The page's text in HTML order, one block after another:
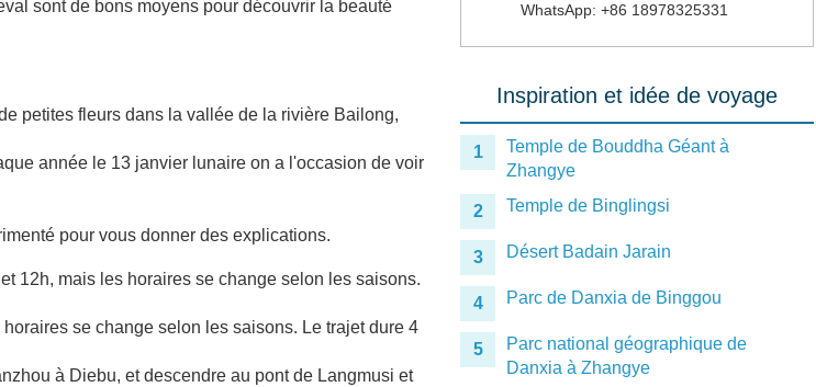
sont de bons moyens pour découvrir la beauté
petites fleurs dans la vallée de la rivière Bailong,
année le 13 janvier lunaire on a l'occasion de voir
pour vous donner des explications.
12h, mais les horaires se change selon les saisons.
se change selon les saisons. Le trajet dure 4
à Diebu, et descendre au pont de Langmusi et
WhatsApp: +86 18978325331
Inspiration et idée de voyage
1
Temple de Bouddha Géant à
Zhangye
2 Temple de Binglingsi
3 Désert Badain Jarain
4 Parc de Danxia de Binggou
5
Parc national géographique de
Danxia à Zhangye